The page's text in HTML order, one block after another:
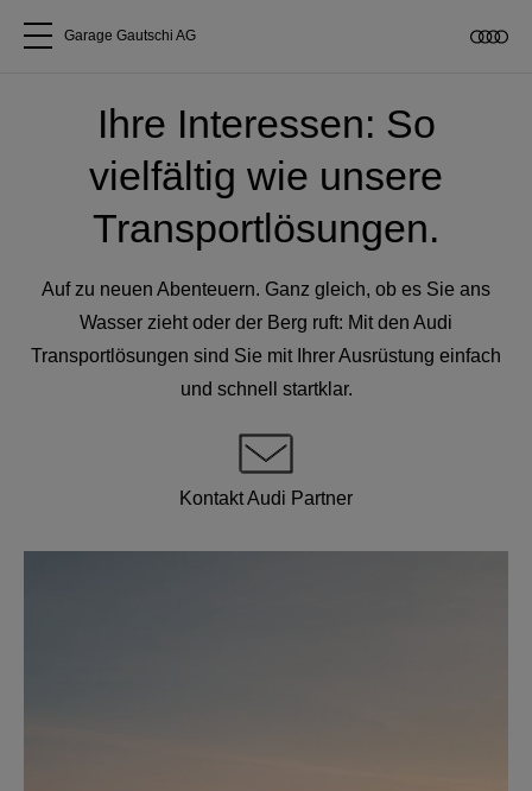
Alle Modelle
Über uns
Service & Reparatur
Audi Original Zubehör
Garage Gautschi AG
Ihre Interessen: So
vielfältig wie unsere
Transportlösungen.
Auf zu neuen Abenteuern. Ganz gleich, ob es Sie ans
Wasser zieht oder der Berg ruft: Mit den Audi
Transportlösungen sind Sie mit Ihrer Ausrüstung einfach
und schnell startklar.
Kontakt Audi Partner